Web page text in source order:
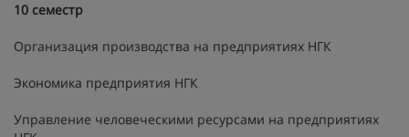
10 семестр
Организация производства на предприятиях НГК
Экономика предприятия НГК
Управление человеческими ресурсами на предприятиях